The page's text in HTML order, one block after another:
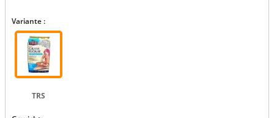
Variante :
TRS